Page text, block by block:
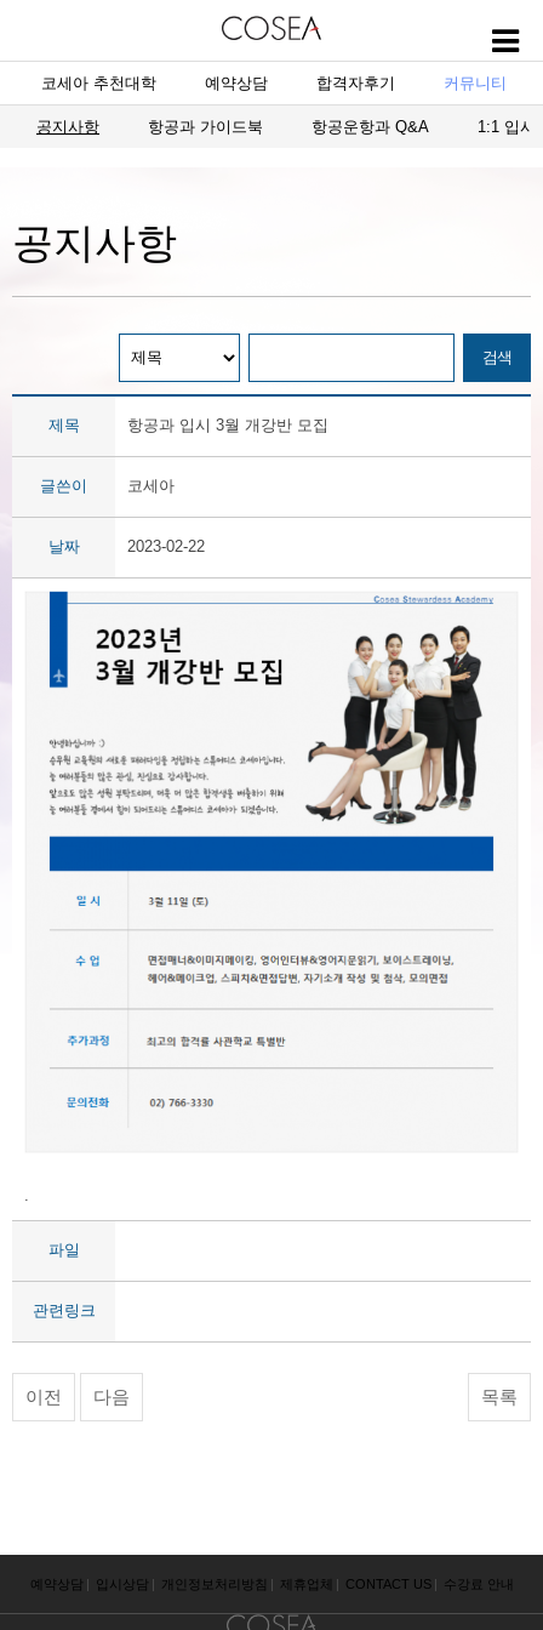
코세아 추천대학 예약상담 합격자후기 커뮤니티
공지사항 항공과 가이드북 항공운항과 Q&A 1:1 입시
공지사항
제목 항공과 입시 3월 개강반 모집
글쓴이 코세아
날짜 2023-02-22
파일
관련링크
이전 다음 목록
예약상담 | 입시상담 | 개인정보처리방침 | 제휴업체 | CONTACT US | 수강료 안내